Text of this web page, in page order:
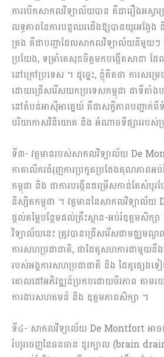
ការបើកសាកលវិទ្យាល័យបាន គឺជារឿងអស្ចារ្
លទ្ធភាព​នៃ​ការ​បន្តឈរជើងឱ្យ​បាន​យូរអង្វែង
គ្រង គឺជាបញ្ហា​ដែល​សាកលវិទ្យាល័យនីមួយៗ
ប្រយែង, ទម្រាំគេសុខចិត្ត​មក​បង្កើត​​សាខា ដ
នៅក្រៅប្រទេស ។ ដូច្នេះ, ខ្ញុំ​គិតថា ការសម្
ដោយជ្រើសរើសយក​ប្រទេសកម្ពុជា ជាទីតាំង​
នៅ​តំបន់អាស៊ីអាគ្នេយ៍ គឺជាសក្ខីភាពបញ្ជាក់ពី​
បរិយាកាសវិនិយោគ​ និង អំណាចទីផ្សាររបស់​ប្
ទី៣- វត្តមាន​របស់សាកលវិទ្យាល័យ​ De
កាតាលីករ​ជំរុញ​ការប្រកួតប្រជែង​គុណភាពអប់
កម្ពុជា និង ជា​ការបង្កើន​ជម្រើស​កាន់តែសំបូ
និស្សិតកម្ពុជា ។ វត្តមាន​នៃ​សាកលវិទ្យាល័
ផ្តល់​តម្លៃបន្ថែមដល់គ្រឹះស្ថាន-អប់រំឧត្តមសិ
វិទ្យាល័យនេះ​ ត្រូវ​បានជ្រើសរើសជាមជ្ឈម
ការសហប្រជាជាតិ, ជា​ដៃគូ​សហការ​ជាមួយ​នឹ
របស់អង្គការសហប្រជាជាតិ និង ដៃគូផ្សេងទ
គោលដៅអភិវឌ្ឍន៍ប្រកបដោយចីរភាព តាមរយៈ
ការងារសហគមន៍ និង ឧត្តមភាពសិក្សា ។
ទី៤- សាកលវិទ្យាល័យ De Montfort អាចជួយ
រំហូរចេញ​នៃ​ធនធាន ខួរក្បាល​ (brain